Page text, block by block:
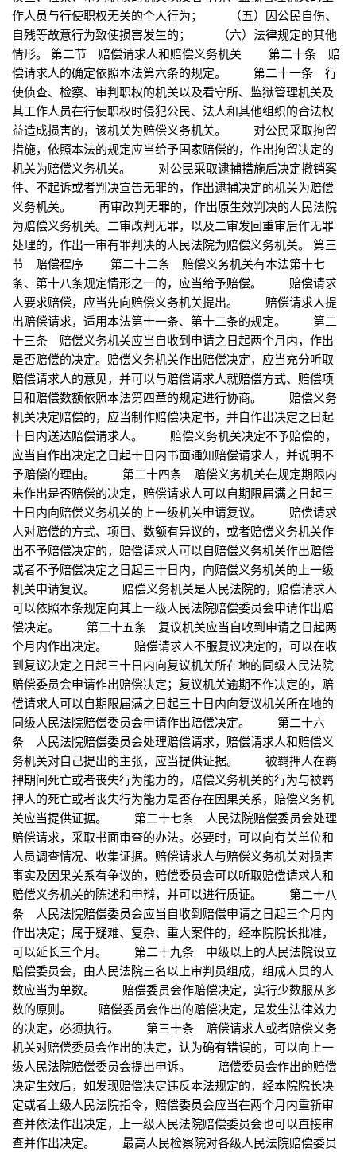
作人员与行使职权无关的个人行为； （五）因公民自伤、
自残等故意行为致使损害发生的； （六）法律规定的其他
情形。 第二节 赔偿请求人和赔偿义务机关 第二十条 赔
偿请求人的确定依照本法第六条的规定。 第二十一条 行
使侦查、检察、审判职权的机关以及看守所、监狱管理机关及
其工作人员在行使职权时侵犯公民、法人和其他组织的合法权
益造成损害的，该机关为赔偿义务机关。 对公民采取拘留
措施，依照本法的规定应当给予国家赔偿的，作出拘留决定的
机关为赔偿义务机关。 对公民采取逮捕措施后决定撤销案
件、不起诉或者判决宣告无罪的，作出逮捕决定的机关为赔偿
义务机关。 再审改判无罪的，作出原生效判决的人民法院
为赔偿义务机关。二审改判无罪，以及二审发回重审后作无罪
处理的，作出一审有罪判决的人民法院为赔偿义务机关。 第三
节 赔偿程序 第二十二条 赔偿义务机关有本法第十七
条、第十八条规定情形之一的，应当给予赔偿。 赔偿请求
人要求赔偿，应当先向赔偿义务机关提出。 赔偿请求人提
出赔偿请求，适用本法第十一条、第十二条的规定。 第二
十三条 赔偿义务机关应当自收到申请之日起两个月内，作出
是否赔偿的决定。赔偿义务机关作出赔偿决定，应当充分听取
赔偿请求人的意见，并可以与赔偿请求人就赔偿方式、赔偿项
目和赔偿数额依照本法第四章的规定进行协商。 赔偿义务
机关决定赔偿的，应当制作赔偿决定书，并自作出决定之日起
十日内送达赔偿请求人。 赔偿义务机关决定不予赔偿的，
应当自作出决定之日起十日内书面通知赔偿请求人，并说明不
予赔偿的理由。 第二十四条 赔偿义务机关在规定期限内
未作出是否赔偿的决定，赔偿请求人可以自期限届满之日起三
十日内向赔偿义务机关的上一级机关申请复议。 赔偿请求
人对赔偿的方式、项目、数额有异议的，或者赔偿义务机关作
出不予赔偿决定的，赔偿请求人可以自赔偿义务机关作出赔偿
或者不予赔偿决定之日起三十日内，向赔偿义务机关的上一级
机关申请复议。 赔偿义务机关是人民法院的，赔偿请求人
可以依照本条规定向其上一级人民法院赔偿委员会申请作出赔
偿决定。 第二十五条 复议机关应当自收到申请之日起两
个月内作出决定。 赔偿请求人不服复议决定的，可以在收
到复议决定之日起三十日内向复议机关所在地的同级人民法院
赔偿委员会申请作出赔偿决定；复议机关逾期不作决定的，赔
偿请求人可以自期限届满之日起三十日内向复议机关所在地的
同级人民法院赔偿委员会申请作出赔偿决定。 第二十六
条 人民法院赔偿委员会处理赔偿请求，赔偿请求人和赔偿义
务机关对自己提出的主张，应当提供证据。 被羁押人在羁
押期间死亡或者丧失行为能力的，赔偿义务机关的行为与被羁
押人的死亡或者丧失行为能力是否存在因果关系，赔偿义务机
关应当提供证据。 第二十七条 人民法院赔偿委员会处理
赔偿请求，采取书面审查的办法。必要时，可以向有关单位和
人员调查情况、收集证据。赔偿请求人与赔偿义务机关对损害
事实及因果关系有争议的，赔偿委员会可以听取赔偿请求人和
赔偿义务机关的陈述和申辩，并可以进行质证。 第二十八
条 人民法院赔偿委员会应当自收到赔偿申请之日起三个月内
作出决定；属于疑难、复杂、重大案件的，经本院院长批准，
可以延长三个月。 第二十九条 中级以上的人民法院设立
赔偿委员会，由人民法院三名以上审判员组成，组成人员的人
数应当为单数。 赔偿委员会作赔偿决定，实行少数服从多
数的原则。 赔偿委员会作出的赔偿决定，是发生法律效力
的决定，必须执行。 第三十条 赔偿请求人或者赔偿义务
机关对赔偿委员会作出的决定，认为确有错误的，可以向上一
级人民法院赔偿委员会提出申诉。 赔偿委员会作出的赔偿
决定生效后，如发现赔偿决定违反本法规定的，经本院院长决
定或者上级人民法院指令，赔偿委员会应当在两个月内重新审
查并依法作出决定，上一级人民法院赔偿委员会也可以直接审
查并作出决定。 最高人民检察院对各级人民法院赔偿委员